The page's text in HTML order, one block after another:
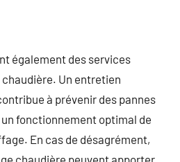
également des services
chaudière. Un entretien
à prévenir des pannes
fonctionnement optimal de
En cas de désagrément,
chaudière peuvent apporter